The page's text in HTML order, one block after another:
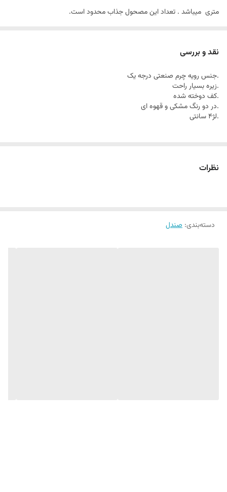
متری میباشد . تعداد این مصحول جذاب محدود است.
نقد و بررسی
.جنس رویه چرم صنعتی درجه یک
.زیره بسیار راحت
.کف دوخته شده
.در دو رنگ مشکی و قهوه ای
.لژ4 سانتی
نظرات
دسته‌بندی: صندل